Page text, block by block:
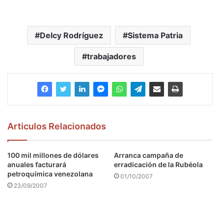
Delcy Rodríguez Sistema Patria
trabajadores
Articulos Relacionados
100 mil millones de dólares
anuales facturará
petroquímica venezolana
23/09/2007
Arranca campaña de
erradicación de la Rubéola
01/10/2007